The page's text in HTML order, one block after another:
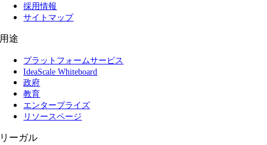
採用情報
サイトマップ
用途
プラットフォームサービス
IdeaScale Whiteboard
政府
教育
エンタープライズ
リソースページ
リーガル